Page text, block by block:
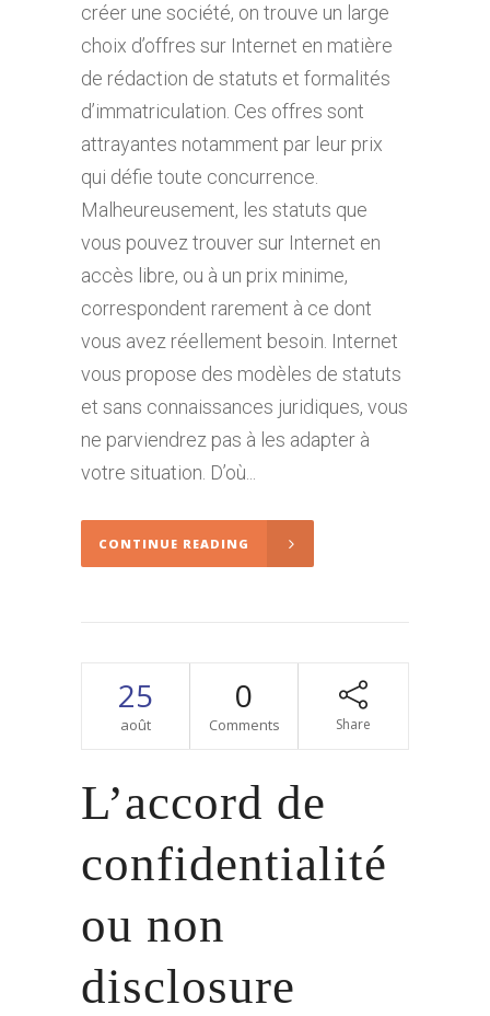
créer une société, on trouve un large
choix d’offres sur Internet en matière
de rédaction de statuts et formalités
d’immatriculation. Ces offres sont
attrayantes notamment par leur prix
qui défie toute concurrence.
Malheureusement, les statuts que
vous pouvez trouver sur Internet en
accès libre, ou à un prix minime,
correspondent rarement à ce dont
vous avez réellement besoin. Internet
vous propose des modèles de statuts
et sans connaissances juridiques, vous
ne parviendrez pas à les adapter à
votre situation. D’où...
CONTINUE READING
25
août
0
Comments Share
L’accord de
confidentialité
ou non
disclosure